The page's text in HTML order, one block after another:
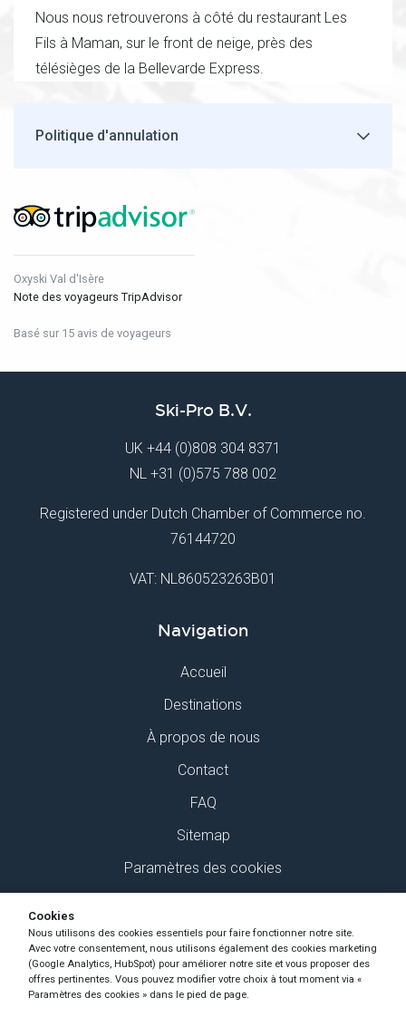
Nous nous retrouverons à côté du restaurant Les
Fils à Maman, sur le front de neige, près des
télésièges de la Bellevarde Express.
Politique d'annulation
Oxyski Val d'Isère
Note des voyageurs TripAdvisor
Basé sur 15 avis de voyageurs
Ski-Pro B.V.
UK +44 (0)808 304 8371
NL +31 (0)575 788 002
Registered under Dutch Chamber of Commerce no.
76144720
VAT: NL860523263B01
Navigation
Accueil
Destinations
À propos de nous
Contact
FAQ
Sitemap
Paramètres des cookies
Retrouvez-nous sur Social Media
Cookies
Nous utilisons des cookies essentiels pour faire fonctionner notre site.
Avec votre consentement, nous utilisons également des cookies marketing
(Google Analytics, HubSpot) pour améliorer notre site et vous proposer des
offres pertinentes. Vous pouvez modifier votre choix à tout moment via «
Paramètres des cookies » dans le pied de page.